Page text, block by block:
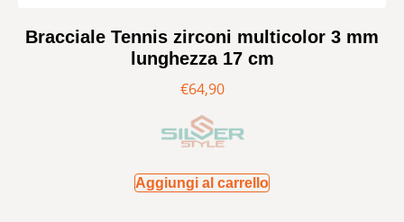
Bracciale Tennis zirconi multicolor 3 mm
lunghezza 17 cm
€64,90
Aggiungi al carrello